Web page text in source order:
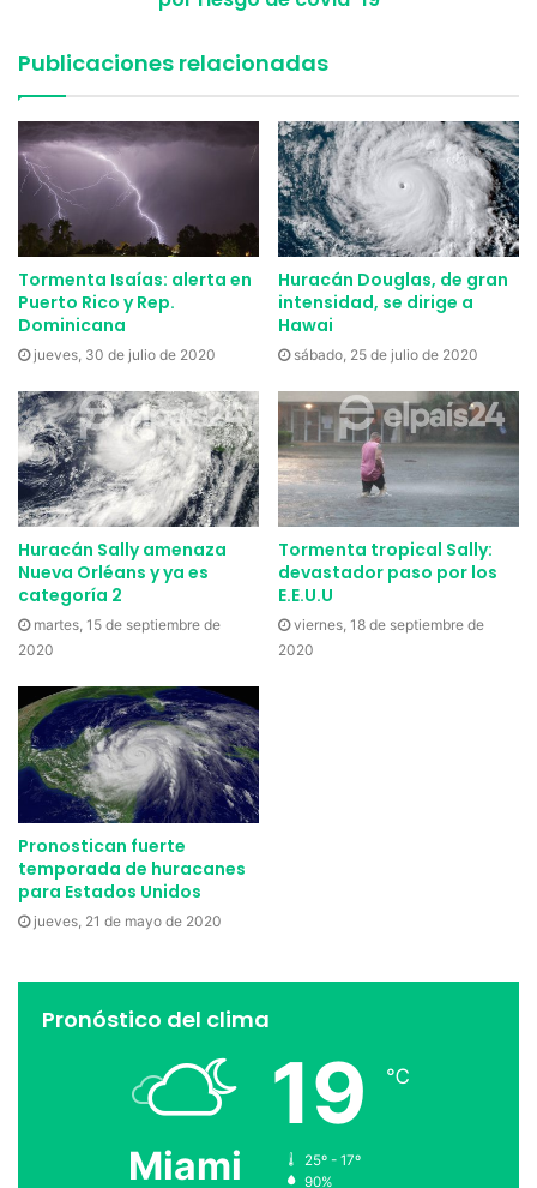
Publicaciones relacionadas
Tormenta Isaías: alerta en
Puerto Rico y Rep.
Dominicana
jueves, 30 de julio de 2020
Huracán Douglas, de gran
intensidad, se dirige a
Hawai
sábado, 25 de julio de 2020
Huracán Sally amenaza
Nueva Orléans y ya es
categoría 2
martes, 15 de septiembre de
2020
Tormenta tropical Sally:
devastador paso por los
E.E.U.U
viernes, 18 de septiembre de
2020
Pronostican fuerte
temporada de huracanes
para Estados Unidos
jueves, 21 de mayo de 2020
Pronóstico del clima
Miami
19 ℃
25º - 17º
90%